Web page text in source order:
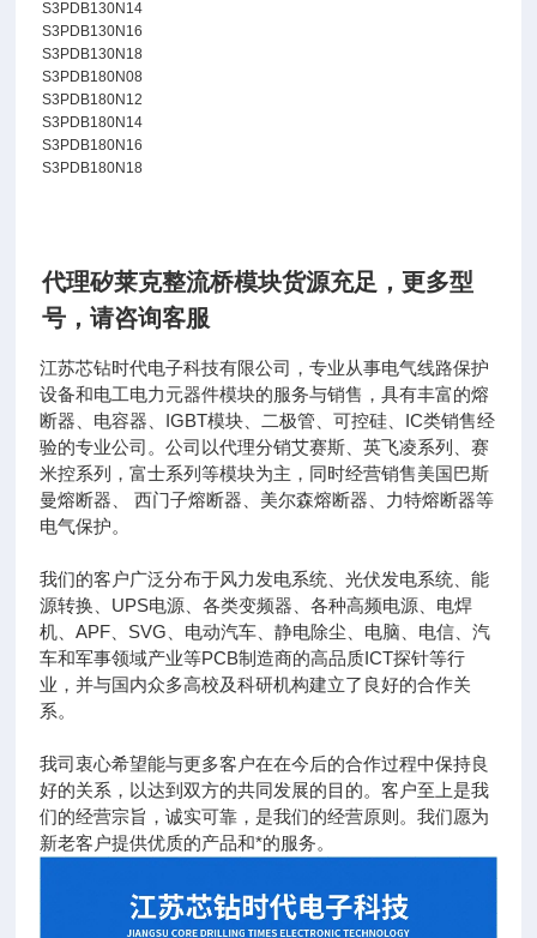
S3PDB130N14
S3PDB130N16
S3PDB130N18
S3PDB180N08
S3PDB180N12
S3PDB180N14
S3PDB180N16
S3PDB180N18
代理矽莱克整流桥模块货源充足 ， 更多型
号，请咨询客服
江苏芯钻时代电子科技有限公司，专业从事电气线路保护
设备和电工电力元器件模块的服务与销售，具有丰富的熔
断器、电容器、IGBT模块、二极管、可控硅、IC类销售经
验的专业公司。公司以代理分销艾赛斯、英飞凌系列、赛
米控系列，富士系列等模块为主，同时经营销售美国巴斯
曼熔断器、 西门子熔断器、美尔森熔断器、力特熔断器等
电气保护。
我们的客户广泛分布于风力发电系统、光伏发电系统、能
源转换、UPS电源、各类变频器、各种高频电源、电焊
机、APF、SVG、电动汽车、静电除尘、电脑、电信、汽
车和军事领域产业等PCB制造商的高品质ICT探针等行
业，并与国内众多高校及科研机构建立了良好的合作关
系。
我司衷心希望能与更多客户在在今后的合作过程中保持良
好的关系，以达到双方的共同发展的目的。客户至上是我
们的经营宗旨，诚实可靠，是我们的经营原则。我们愿为
新老客户提供优质的产品和*的服务。